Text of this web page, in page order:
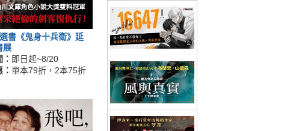
書《鬼身十兵衛》延
展
即日起~8/20
：單本79折，2本75折